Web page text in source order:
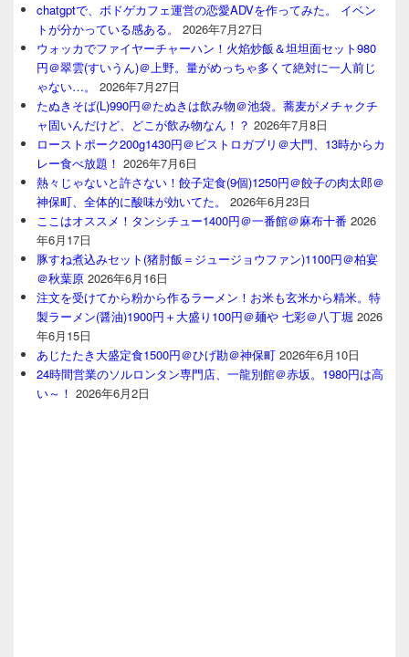
chatgptで、ボドゲカフェ運営の恋愛ADVを作ってみた。 イベン
トが分かっている感ある。
2026年7月27日
ウォッカでファイヤーチャーハン！火焰炒飯＆坦坦面セット980
円＠翠雲(すいうん)＠上野。量がめっちゃ多くて絶対に一人前じ
ゃない…。
2026年7月27日
たぬきそば(L)990円＠たぬきは飲み物＠池袋。蕎麦がメチャクチ
ャ固いんだけど、どこが飲み物なん！？ 2026年7月8日
ローストポーク200g1430円＠ビストロガブリ＠大門、13時からカ
レー食べ放題！ 2026年7月6日
熱々じゃないと許さない！餃子定食(9個)1250円＠餃子の肉太郎＠
神保町、全体的に酸味が効いてた。
2026年6月23日
ここはオススメ！タンシチュー1400円＠一番館＠麻布十番 2026
年6月17日
豚すね煮込みセット(猪肘飯＝ジュージョウファン)1100円＠柏宴
＠秋葉原 2026年6月16日
注文を受けてから粉から作るラーメン！お米も玄米から精米。特
製ラーメン(醤油)1900円＋大盛り100円＠麺や 七彩＠八丁堀 2026
年6月15日
あじたたき大盛定食1500円＠ひげ勘＠神保町 2026年6月10日
24時間営業のソルロンタン専門店、一龍別館＠赤坂。1980円は高
い～！ 2026年6月2日